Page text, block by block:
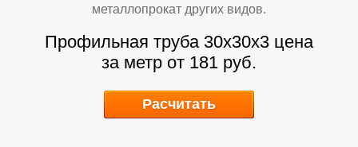
металлопрокат других видов.
Профильная труба 30х30х3 цена
за метр от 181 руб.
Расчитать